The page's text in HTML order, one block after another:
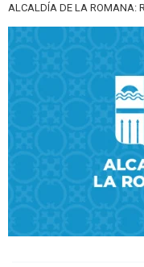
ALCALDÍA DE LA ROMANA: